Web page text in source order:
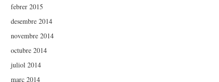
febrer 2015
desembre 2014
novembre 2014
octubre 2014
juliol 2014
març 2014